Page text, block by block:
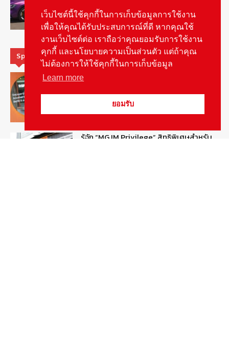
Special Picks
MG ลั่นกลองรบ! เตรียมลุยชิงส่วนแบ่งตลาด
รู้จัก “MG IM Privilege” สิทธิพิเศษสำหรับ
เว็บไซต์นี้ใช้คุกกี้ในการเก็บข้อมูลการใช้งาน
เพื่อให้คุณได้รับประสบการณ์ที่ดี หากคุณใช้
งานเว็บไซต์ต่อ เราถือว่าคุณยอมรับการใช้งาน
คุกกี้ และนโยบายความเป็นส่วนตัว แต่ถ้าคุณ
ไม่ต้องการให้ใช้คุกกี้ในการเก็บข้อมูล
Learn more
ยอมรับ